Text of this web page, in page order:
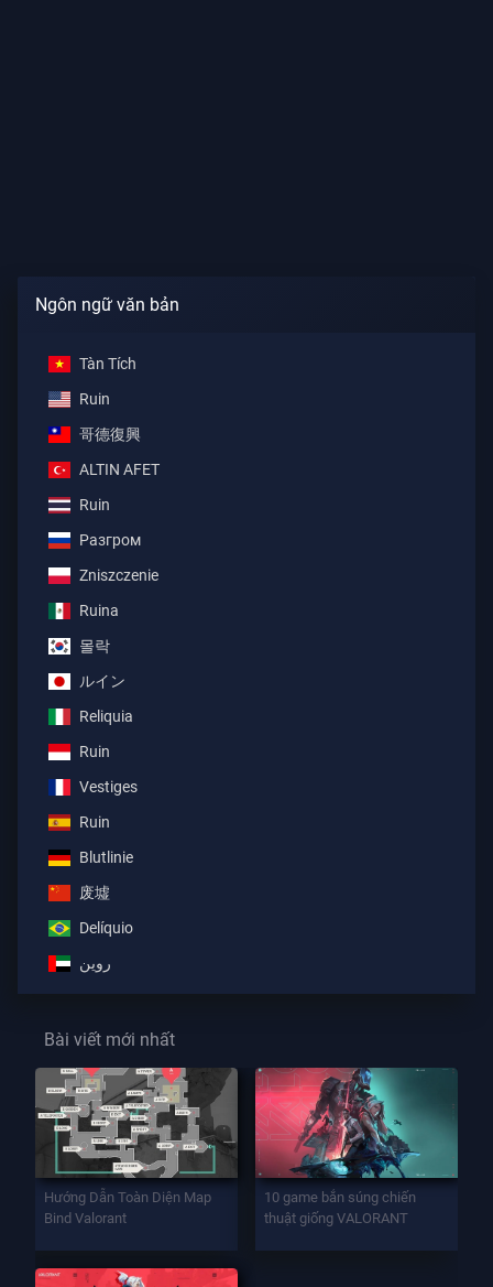
Ngôn ngữ văn bản
Tàn Tích
Ruin
哥德復興
ALTIN AFET
Ruin
Разгром
Zniszczenie
Ruina
몰락
ルイン
Reliquia
Ruin
Vestiges
Ruin
Blutlinie
废墟
Delíquio
روين
Bài viết mới nhất
Hướng Dẫn Toàn Diện Map
Bind Valorant
10 game bắn súng chiến
thuật giống VALORANT